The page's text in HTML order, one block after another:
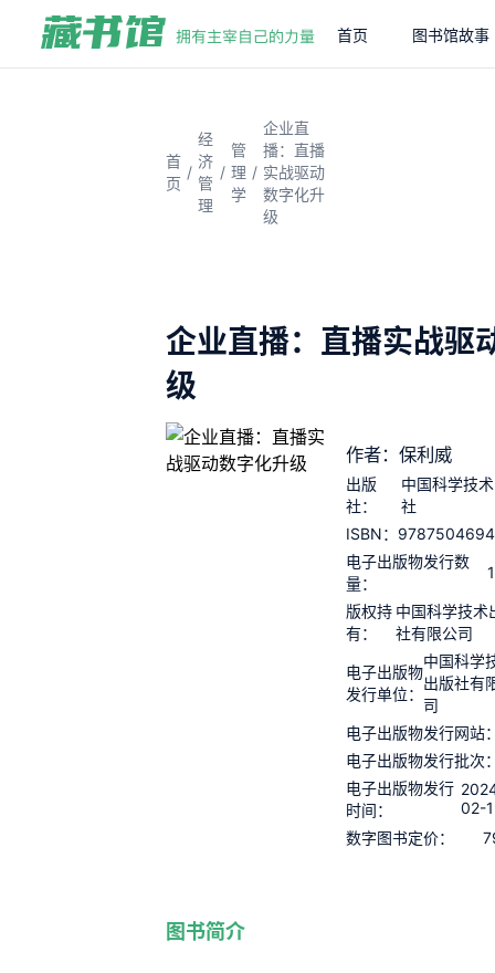
首页 图书馆故事
首
页
/
经
济
管
理
/
管
理
学
/
企业直
播：直播
实战驱动
数字化升
级
企业直播：直播实战驱
级
作者：保利威
出版
社：
中国科学技
社
ISBN：
电子出版物发行数
量：
版权持
有：
中国科学技术
社有限公司
电子出版物
发行单位：
中国科学
出版社有
司
电子出版物发行网站
电子出版物发行批次
电子出版物发行
时间：
02-
数字图书定价：
图书简介